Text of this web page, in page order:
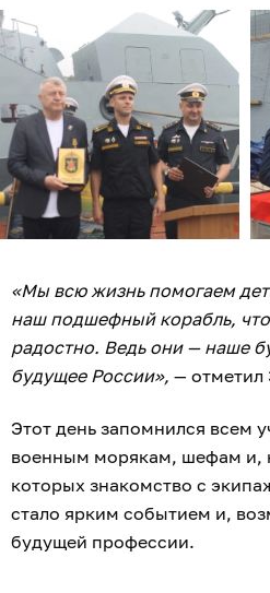
«Мы всю жизнь помогаем
наш подшефный корабль,
радостно. Ведь они — наше
будущее России», — отметил
Этот день запомнился всем
военным морякам, шефам и,
которых знакомство с
стало ярким событием и,
будущей профессии.